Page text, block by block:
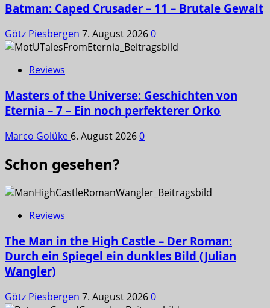
Batman: Caped Crusader – 11 – Brutale Gewalt
Götz Piesbergen 7. August 20260
Reviews
Masters of the Universe: Geschichten von
Eternia – 7 – Ein noch perfekterer Orko
Marco Golüke 6. August 20260
Schon gesehen?
Reviews
The Man in the High Castle – Der Roman:
Durch ein Spiegel ein dunkles Bild (Julian
Wangler)
Götz Piesbergen 7. August 20260